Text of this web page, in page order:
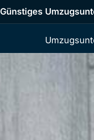
Günstiges